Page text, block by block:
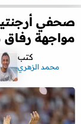
صحفي
مواجهة
كتب
محمد الزهري